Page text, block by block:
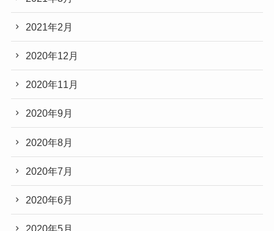
2021年2月
2020年12月
2020年11月
2020年9月
2020年8月
2020年7月
2020年6月
2020年5月